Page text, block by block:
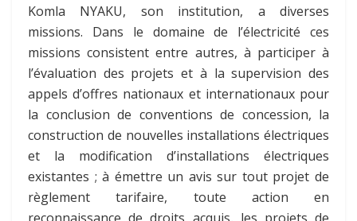
Komla NYAKU, son institution, a diverses
missions. Dans le domaine de l’électricité ces
missions consistent entre autres, à participer à
l’évaluation des projets et à la supervision des
appels d’offres nationaux et internationaux pour
la conclusion de conventions de concession, la
construction de nouvelles installations électriques
et la modification d’installations électriques
existantes ; à émettre un avis sur tout projet de
règlement tarifaire, toute action en